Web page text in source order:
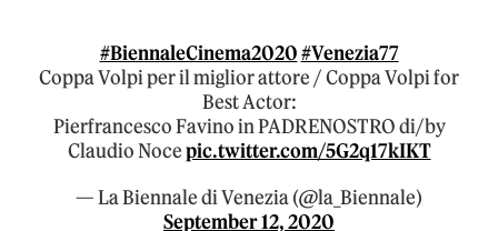
#BiennaleCinema2020#Venezia77
Coppa Volpi per il miglior attore / Coppa Volpi for
Best Actor:
Pierfrancesco Favino in PADRENOSTRO di/by
Claudio Nocepic.twitter.com/5G2q17kIKT
— La Biennale di Venezia (@la_Biennale)
September 12, 2020